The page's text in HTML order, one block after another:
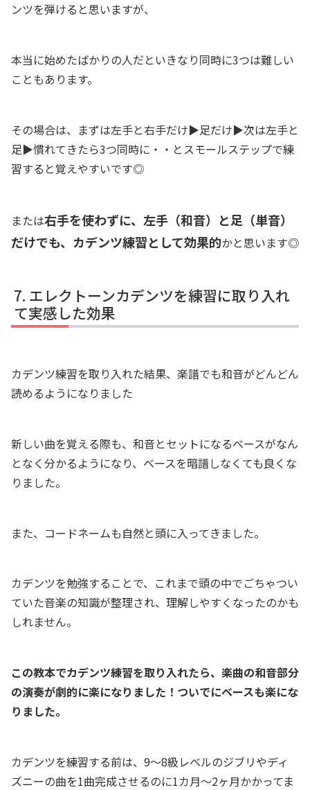
ンツを弾けると思いますが、
本当に始めたばかりの人だといきなり同時に3つは難しい
こともあります。
その場合は、まずは左手と右手だけ▶︎足だけ▶︎次は左手と
足▶︎慣れてきたら3つ同時に・・とスモールステップで練
習すると覚えやすいです◎
または右手を使わずに、左手（和音）と足（単音）
だけでも、カデンツ練習として効果的かと思います◎
エレクトーンカデンツを練習に取り入れ
て実感した効果
カデンツ練習を取り入れた結果、楽譜でも和音がどんどん
読めるようになりました
新しい曲を覚える際も、和音とセットになるベースがなん
となく分かるようになり、ベースを暗譜しなくても良くな
りました。
また、コードネームも自然と頭に入ってきました。
カデンツを勉強することで、これまで頭の中でごちゃつい
ていた音楽の知識が整理され、理解しやすくなったのかも
しれません。
この教本でカデンツ練習を取り入れたら、楽曲の和音部分
の演奏が劇的に楽になりました！ついでにベースも楽にな
りました。
カデンツを練習する前は、9～8級レベルのジブリやディ
ズニーの曲を1曲完成させるのに1カ月～2ヶ月かかってま